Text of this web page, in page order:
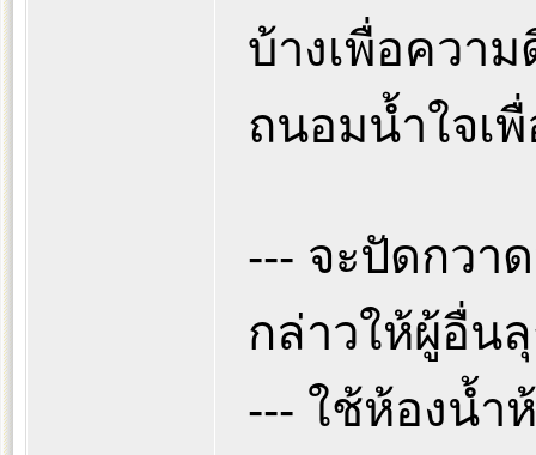
บ้างเพื่อควา
ถนอมน้ำใจเ
--- จะปัดกวา
กล่าวให้ผู้อื่น
--- ใช้ห้องน้ำ